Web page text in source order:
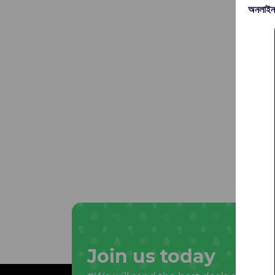
Join us today